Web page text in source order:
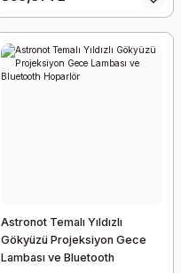
Astronot Temalı Yıldızlı
Gökyüzü Projeksiyon Gece
Lambası ve Bluetooth